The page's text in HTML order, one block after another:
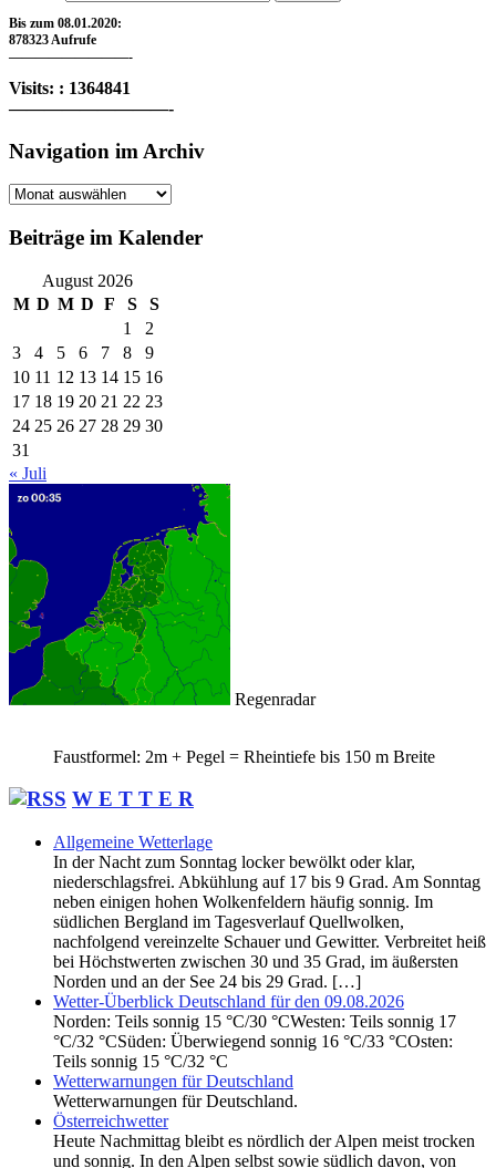
Bis zum 08.01.2020:
878323 Aufrufe
—————————-
Visits: : 1364841
—————————-
Navigation im Archiv
Navigation
Archiv
Beiträge im Kalender
August 2026
M D M D F S
S
1
2
3
4 5 6 7 8
9
10 11 12 13 14 15 16
17 18 19 20 21 22 23
24 25 26 27 28 29 30
31
« Juli
Regenradar
Faustformel: 2m + Pegel = Rheintiefe bis 150 m Breite
W E T T E R
Allgemeine Wetterlage
In der Nacht zum Sonntag locker bewölkt oder klar,
niederschlagsfrei. Abkühlung auf 17 bis 9 Grad. Am Sonntag
neben einigen hohen Wolkenfeldern häufig sonnig. Im
südlichen Bergland im Tagesverlauf Quellwolken,
nachfolgend vereinzelte Schauer und Gewitter. Verbreitet heiß
bei Höchstwerten zwischen 30 und 35 Grad, im äußersten
Norden und an der See 24 bis 29 Grad. […]
Wetter-Überblick Deutschland für den 09.08.2026
Norden: Teils sonnig 15 °C/30 °CWesten: Teils sonnig 17
°C/32 °CSüden: Überwiegend sonnig 16 °C/33 °COsten:
Teils sonnig 15 °C/32 °C
Wetterwarnungen für Deutschland
Wetterwarnungen für Deutschland.
Österreichwetter
Heute Nachmittag bleibt es nördlich der Alpen meist trocken
und sonnig. In den Alpen selbst sowie südlich davon, von